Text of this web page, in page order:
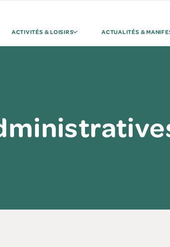
ACTIVITÉS & LOISIRS ACTUALITÉS &